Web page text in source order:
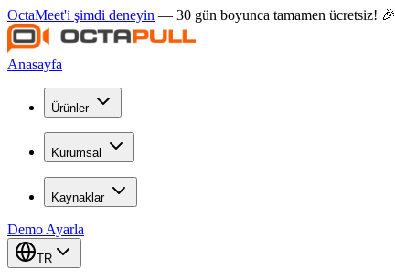
OctaMeet'i şimdi deneyin — 30 gün boyunca tamamen ücretsiz! 🎉
Anasayfa
Ürünler
Kurumsal
Kaynaklar
Demo Ayarla
TR